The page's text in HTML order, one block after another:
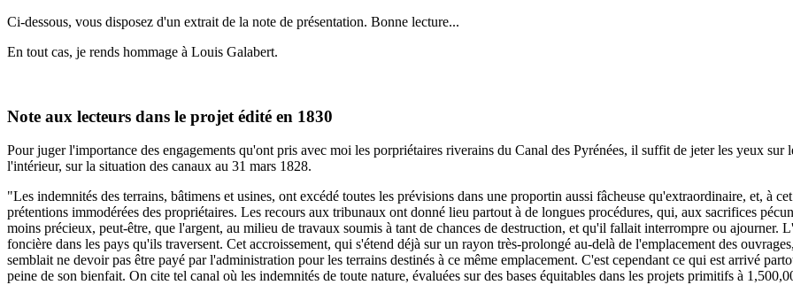
Ci-dessous, vous disposez d'un extrait de la note de présentation. Bonne lecture...
En tout cas, je rends hommage à Louis Galabert.
Note aux lecteurs dans le projet édité en 1830
Pour juger l'importance des engagements qu'ont pris avec moi les porpriétaires riverains du Canal des Pyrénées, il suffit de jeter les yeux
l'intérieur, sur la situation des canaux au 31 mars 1828.
"Les indemnités des terrains, bâtimens et usines, ont excédé toutes les prévisions dans une proportin aussi fâcheuse qu'extraordinaire, et, à
prétentions immodérées des propriétaires. Les recours aux tribunaux ont donné lieu partout à de longues procédures, qui, aux sacrifices
moins précieux, peut-être, que l'argent, au milieu de travaux soumis à tant de chances de destruction, et qu'il fallait interrompre ou ajourner.
foncière dans les pays qu'ils traversent. Cet accroissement, qui s'étend déjà sur un rayon très-prolongé au-delà de l'emplacement des
semblait ne devoir pas être payé par l'administration pour les terrains destinés à ce même emplacement. C'est cependant ce qui est arrivé
peine de son bienfait. On cite tel canal où les indemnités de toute nature, évaluées sur des bases équitables dans les projets primitifs à